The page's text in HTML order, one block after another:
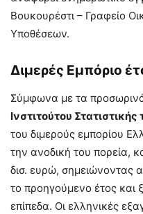
Βουκουρέστι – Γραφείο
Υποθέσεων.
Διμερές Εμπόριο
Σύμφωνα με τα προσωρινά
Ινστιτούτου
του διμερούς εμπορίου
την ανοδική του πορεία,
δισ. ευρώ, σημειώνοντας
το προηγούμενο έτος και
επίπεδα. Οι ελληνικές